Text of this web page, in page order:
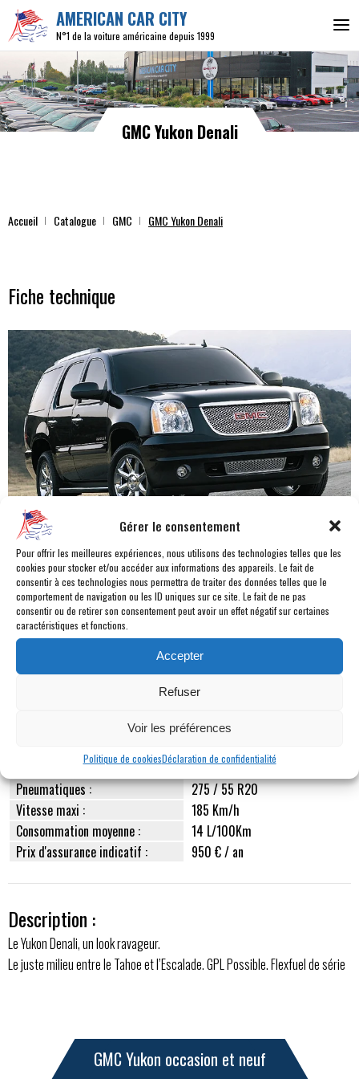
Gérer le consentement
Pour offrir les meilleures expériences, nous utilisons des technologies telles que les
cookies pour stocker et/ou accéder aux informations des appareils. Le fait de
consentir à ces technologies nous permettra de traiter des données telles que le
comportement de navigation ou les ID uniques sur ce site. Le fait de ne pas
consentir ou de retirer son consentement peut avoir un effet négatif sur certaines
caractéristiques et fonctions.
Accepter
Refuser
Voir les préférences
Politique de cookiesDéclaration de confidentialité
AMERICAN CAR CITY
N°1 de la voiture américaine depuis 1999
GMC Yukon Denali
Accueil Catalogue GMC GMC Yukon Denali
Fiche technique
Moteur :
V8 FFV
Cylindrée :
6,2L
DIN :
403 Chevaux
Couple maxi :
57 m/Kg à 4400
Boîte de vitesses :
BVA6
4x4 permanent
5052x2068x1960
2415 Kg
4 disques ventilés + ABS
Pneumatiques :
275 / 55 R20
Vitesse maxi :
185 Km/h
Consommation moyenne :
14 L/100Km
Prix d'assurance indicatif :
950 € / an
Description :
Le Yukon Denali, un look ravageur.
Le juste milieu entre le Tahoe et l’Escalade. GPL Possible. Flexfuel de série
GMC Yukon occasion et neuf